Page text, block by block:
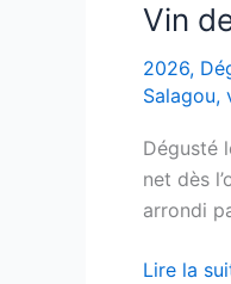
Vin
2026,
Salagou,
Dégusté
net dès
arrondi
Vin
Lire la